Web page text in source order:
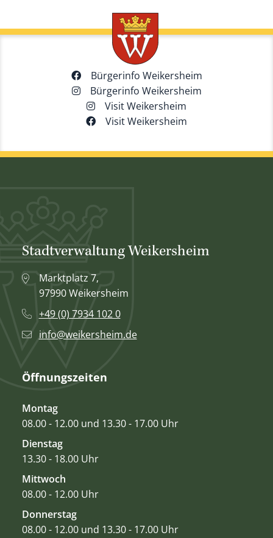
Bürgerinfo Weikersheim
Bürgerinfo Weikersheim
Visit Weikersheim
Visit Weikersheim
Stadtverwaltung Weikersheim
Marktplatz 7,
97990 Weikersheim
+49 (0) 7934 102 0
info@weikersheim.de
Öffnungszeiten
Montag
08.00 - 12.00 und 13.30 - 17.00 Uhr
Dienstag
13.30 - 18.00 Uhr
Mittwoch
08.00 - 12.00 Uhr
Donnerstag
08.00 - 12.00 und 13.30 - 17.00 Uhr